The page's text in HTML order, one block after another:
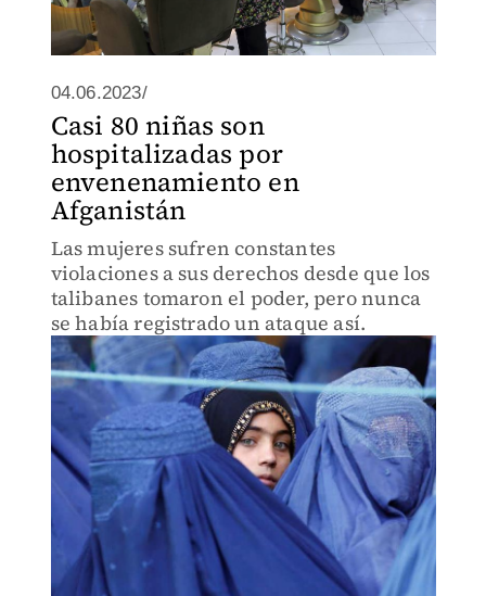
04.06.2023/
Casi 80 niñas son
hospitalizadas por
envenenamiento en
Afganistán
Las mujeres sufren constantes
violaciones a sus derechos desde que los
talibanes tomaron el poder, pero nunca
se había registrado un ataque así.